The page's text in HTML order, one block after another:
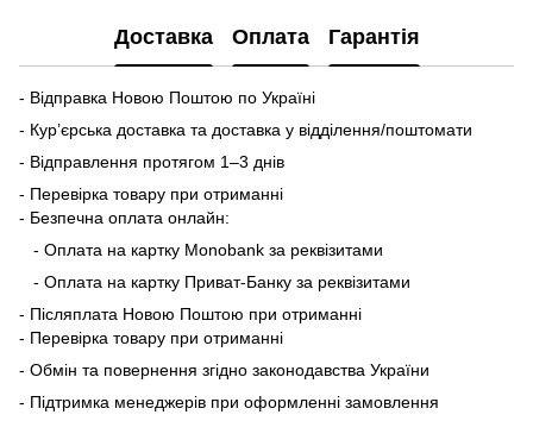
Доставка Оплата Гарантія
- Відправка Новою Поштою по Україні
- Кур’єрська доставка та доставка у відділення/поштомати
- Відправлення протягом 1–3 днів
- Перевірка товару при отриманні
- Безпечна оплата онлайн:
- Оплата на картку Monobank за реквізитами
- Оплата на картку Приват-Банку за реквізитами
- Післяплата Новою Поштою при отриманні
- Перевірка товару при отриманні
- Обмін та повернення згідно законодавства України
- Підтримка менеджерів при оформленні замовлення